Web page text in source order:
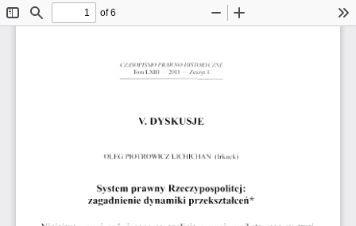
ToggleFind
of 6
Zoom
CZASOPISMO      PRAWNO-HISTORYCZNE
Tom  LXIII  —  2011  —  Zeszyt  1
V.  DYSKUSJE
OLEG  PIOTROWICZ  LICHICHAN   (Irkuck)
System  prawny  Rzeczypospolitej:
zagadnienie  dynamiki  przekształceń*